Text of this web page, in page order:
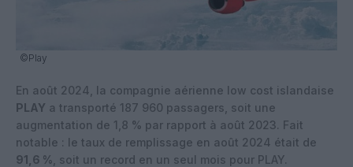
©Play
En août 2024, la compagnie aérienne low cost islandaise
PLAY a transporté 187 960 passagers, soit une
augmentation de 1,8 % par rapport à août 2023. Fait
notable : le taux de remplissage en août 2024 était de
91,6 % , soit un record en un seul mois pour PLAY.